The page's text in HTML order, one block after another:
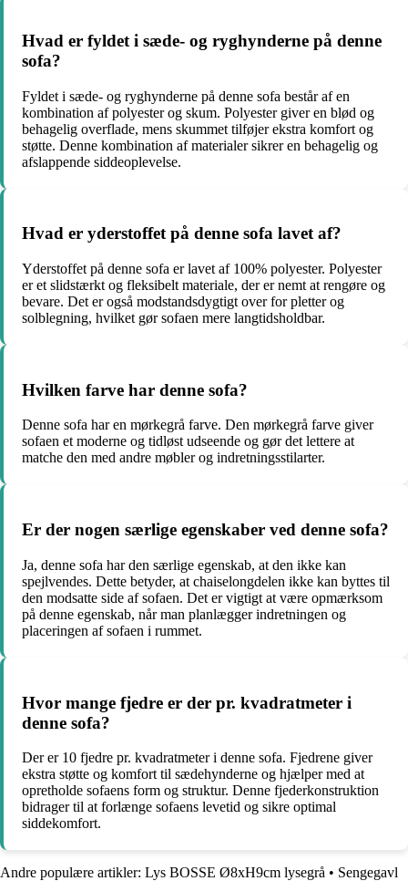
Hvad er fyldet i sæde- og ryghynderne på denne
sofa?
Fyldet i sæde- og ryghynderne på denne sofa består af en
kombination af polyester og skum. Polyester giver en blød og
behagelig overflade, mens skummet tilføjer ekstra komfort og
støtte. Denne kombination af materialer sikrer en behagelig og
afslappende siddeoplevelse.
Hvad er yderstoffet på denne sofa lavet af?
Yderstoffet på denne sofa er lavet af 100% polyester. Polyester
er et slidstærkt og fleksibelt materiale, der er nemt at rengøre og
bevare. Det er også modstandsdygtigt over for pletter og
solblegning, hvilket gør sofaen mere langtidsholdbar.
Hvilken farve har denne sofa?
Denne sofa har en mørkegrå farve. Den mørkegrå farve giver
sofaen et moderne og tidløst udseende og gør det lettere at
matche den med andre møbler og indretningsstilarter.
Er der nogen særlige egenskaber ved denne sofa?
Ja, denne sofa har den særlige egenskab, at den ikke kan
spejlvendes. Dette betyder, at chaiselongdelen ikke kan byttes til
den modsatte side af sofaen. Det er vigtigt at være opmærksom
på denne egenskab, når man planlægger indretningen og
placeringen af sofaen i rummet.
Hvor mange fjedre er der pr. kvadratmeter i
denne sofa?
Der er 10 fjedre pr. kvadratmeter i denne sofa. Fjedrene giver
ekstra støtte og komfort til sædehynderne og hjælper med at
opretholde sofaens form og struktur. Denne fjederkonstruktion
bidrager til at forlænge sofaens levetid og sikre optimal
siddekomfort.
Andre populære artikler: Lys BOSSE Ø8xH9cm lysegrå • Sengegavl